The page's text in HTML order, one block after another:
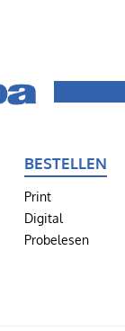
BESTELLEN
Print
Digital
Probelesen